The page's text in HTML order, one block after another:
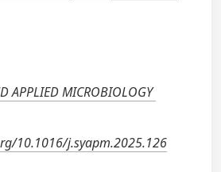
APPLIED MICROBIOLOGY
10.1016/j.syapm.2025.126